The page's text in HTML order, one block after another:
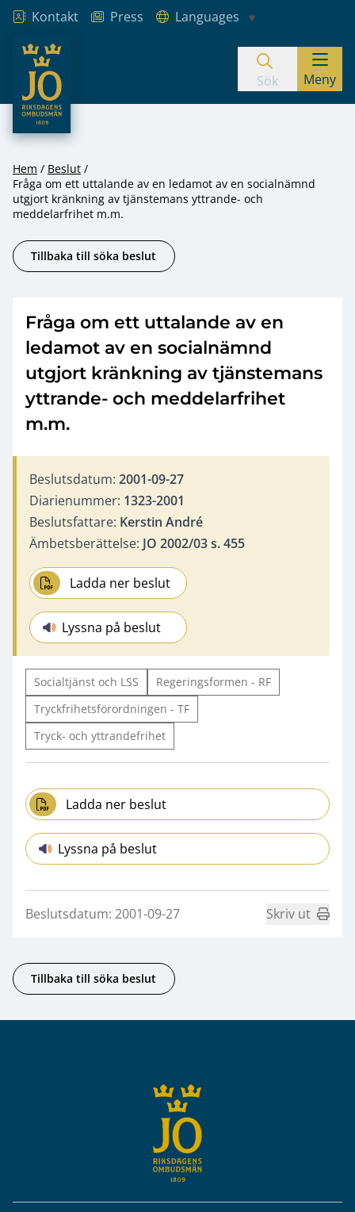
Hoppa till innehåll
Kontakt Press
Languages
JO – Riksdagens Ombudsmän
Sök Meny
Hem
Beslut
Fråga om ett uttalande av en ledamot av en socialnämnd
utgjort kränkning av tjänstemans yttrande- och
meddelarfrihet m.m.
Tillbaka till söka beslut
Fråga om ett uttalande av en
ledamot av en socialnämnd
utgjort kränkning av tjänstemans
yttrande- och meddelarfrihet
m.m.
Beslutsdatum: 2001-09-27
Diarienummer: 1323-2001
Beslutsfattare: Kerstin André
Ämbetsberättelse: JO 2002/03 s. 455
Ladda ner beslut
Lyssna på beslut
Socialtjänst och LSS
Regeringsformen - RF
Tryckfrihetsförordningen - TF
Tryck- och yttrandefrihet
Ladda ner beslut
Lyssna på beslut
Beslutsdatum: 2001-09-27 Skriv ut
Tillbaka till söka beslut